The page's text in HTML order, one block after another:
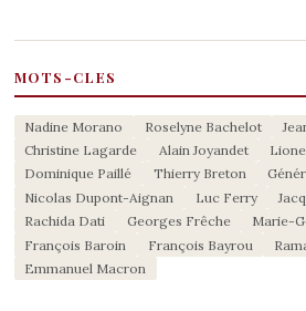
MOTS-CLES
Nadine Morano Roselyne Bachelot
Christine Lagarde
Alain Joyandet
Dominique Paillé
Thierry Breton
Nicolas Dupont-Aignan
Luc Ferry
Rachida Dati
Georges Frêche
Marie-
François Baroin
François Bayrou
Emmanuel Macron